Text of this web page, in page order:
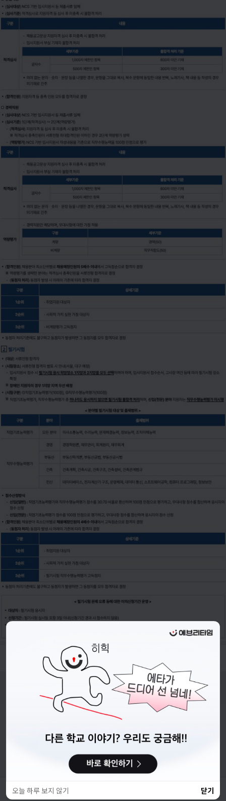
- 접수기간 : 26.02.24.(화) ~ 26.03.11.(수) 23:59 까지
채용사이트 바로가기 체불사업주 명단
서울특별시 마포구 양화로 113, 5층
사업자등록번호 : 572-87-02009
개인정보처리방침 커뮤니티이용규칙 공지사항
© 에브리커리어(캠퍼스픽)
오늘 하루 보지 않기 닫기